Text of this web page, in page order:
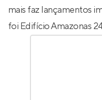
mais faz lançamentos
foi Edifício Amazonas